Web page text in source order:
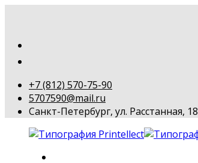
+7 (812) 570-75-90
5707590@mail.ru
Санкт-Петербург, ул. Расстанная, 18